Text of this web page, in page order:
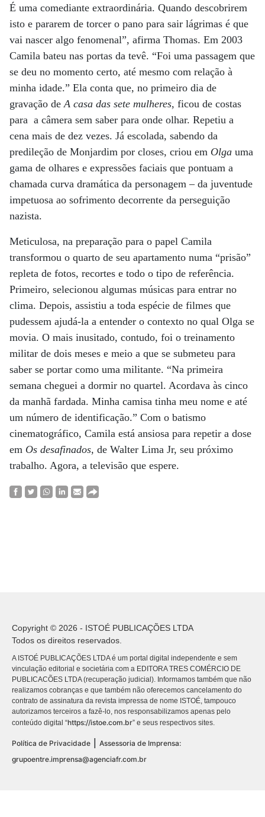
É uma comediante extraordinária. Quando descobrirem
isto e pararem de torcer o pano para sair lágrimas é que
vai nascer algo fenomenal”, afirma Thomas. Em 2003
Camila bateu nas portas da tevê. “Foi uma passagem que
se deu no momento certo, até mesmo com relação à
minha idade.” Ela conta que, no primeiro dia de
gravação deA casa das sete mulheres, ficou de costas
para a câmera sem saber para onde olhar. Repetiu a
cena mais de dez vezes. Já escolada, sabendo da
predileção de Monjardim por closes, criou em Olga uma
gama de olhares e expressões faciais que pontuam a
chamada curva dramática da personagem – da juventude
impetuosa ao sofrimento decorrente da perseguição
nazista.
Meticulosa, na preparação para o papel Camila
transformou o quarto de seu apartamento numa “prisão”
repleta de fotos, recortes e todo o tipo de referência.
Primeiro, selecionou algumas músicas para entrar no
clima. Depois, assistiu a toda espécie de filmes que
pudessem ajudá-la a entender o contexto no qual Olga se
movia. O mais inusitado, contudo, foi o treinamento
militar de dois meses e meio a que se submeteu para
saber se portar como uma militante. “Na primeira
semana cheguei a dormir no quartel. Acordava às cinco
da manhã fardada. Minha camisa tinha meu nome e até
um número de identificação.” Com o batismo
cinematográfico, Camila está ansiosa para repetir a dose
em Os desafinados, de Walter Lima Jr, seu próximo
trabalho. Agora, a televisão que espere.
Copyright © 2026 - ISTOÉ PUBLICAÇÕES LTDA
Todos os direitos reservados.
A ISTOÉ PUBLICAÇÕES LTDA é um portal digital independente e sem
vinculação editorial e societária com a EDITORA TRES COMÉRCIO DE
PUBLICACÕES LTDA (recuperação judicial). Informamos também que não
realizamos cobranças e que também não oferecemos cancelamento do
contrato de assinatura da revista impressa de nome ISTOÉ, tampouco
autorizamos terceiros a fazê-lo, nos responsabilizamos apenas pelo
conteúdo digital “https://istoe.com.br” e seus respectivos sites.
Política de Privacidade
Assessoria de Imprensa:
grupoentre.imprensa@agenciafr.com.br